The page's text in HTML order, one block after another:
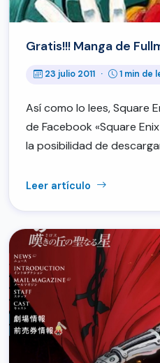
Gratis!!! Manga de
23 julio 2011 · 1 min de
Así como lo lees, Square
de Facebook «Square
la posibilidad de
Leer artículo